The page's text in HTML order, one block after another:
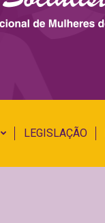
LEGISLAÇÃO